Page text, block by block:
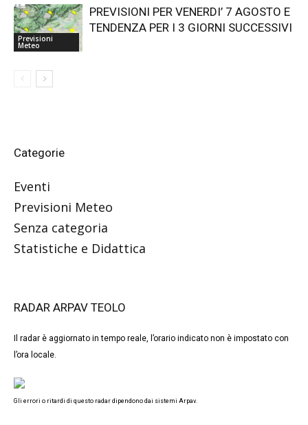
Previsioni
Meteo
PREVISIONI PER VENERDI’ 7 AGOSTO E
TENDENZA PER I 3 GIORNI SUCCESSIVI
Categorie
Eventi
Previsioni Meteo
Senza categoria
Statistiche e Didattica
RADAR ARPAV TEOLO
Il radar è aggiornato in tempo reale, l’orario indicato non è impostato con
l’ora locale.
Gli errori o ritardi di questo radar dipendono dai sistemi Arpav.